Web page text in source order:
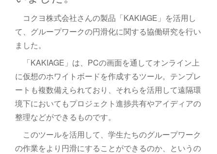
コクヨ株式会社さんの製品「KAKIAGE」を活用し
て、グループワークの円滑化に関する協働研究を行い
ました。
「KAKIAGE」は、PCの画面を通してオンライン上
に仮想のホワイトボードを作成するツール。テンプレ
ートも複数備えられており、それらを活用して遠隔環
境下においてもプロジェクト進捗共有やアイディアの
整理などができるものです。
このツールを活用して、学生たちのグループワーク
の作業をより円滑にすることができるのか、というの